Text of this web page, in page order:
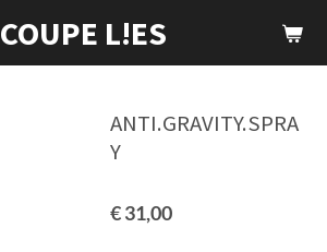
COUPE L!ES
ANTI.GRAVITY.SPRA
Y
€ 31,00